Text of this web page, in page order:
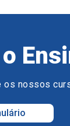
os nossos